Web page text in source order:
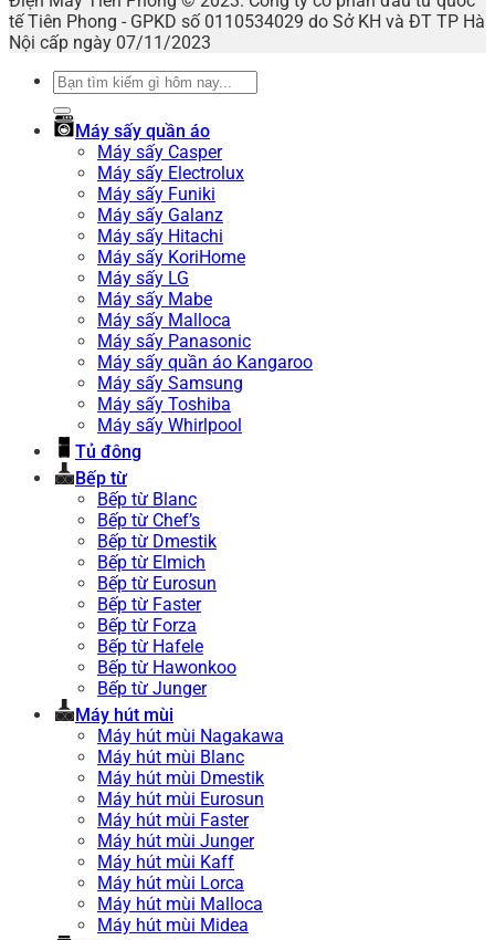
tế Tiên Phong - GPKD số 0110534029 do Sở KH và ĐT TP Hà
Nội cấp ngày 07/11/2023
Tìm
Máy sấy quần áo
Máy sấy Casper
Máy sấy Electrolux
Máy sấy Funiki
Máy sấy Galanz
Máy sấy Hitachi
Máy sấy KoriHome
Máy sấy LG
Máy sấy Mabe
Máy sấy Malloca
Máy sấy Panasonic
Máy sấy quần áo Kangaroo
Máy sấy Samsung
Máy sấy Toshiba
Máy sấy Whirlpool
Tủ đông
Bếp từ
Bếp từ Blanc
Bếp từ Chef’s
Bếp từ Dmestik
Bếp từ Elmich
Bếp từ Eurosun
Bếp từ Faster
Bếp từ Forza
Bếp từ Hafele
Bếp từ Hawonkoo
Bếp từ Junger
Máy hút mùi
Máy hút mùi Nagakawa
Máy hút mùi Blanc
Máy hút mùi Dmestik
Máy hút mùi Eurosun
Máy hút mùi Faster
Máy hút mùi Junger
Máy hút mùi Kaff
Máy hút mùi Lorca
Máy hút mùi Malloca
Máy hút mùi Midea